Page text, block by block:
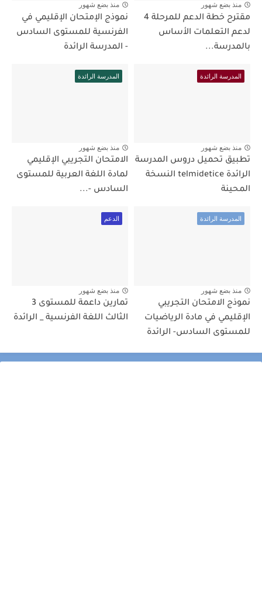
منذ بضع شهور
مقترح خطة الدعم للمرحلة 4
لدعم التعلمات الأساس
بالمدرسة...
منذ بضع شهور
نموذج الإمتحان الإقليمي في
الفرنسية للمستوى السادس
- المدرسة الرائدة
المدرسة الرائدة
منذ بضع شهور
تطبيق تحميل دروس المدرسة
الرائدة telmidetice النسخة
المحينة
المدرسة الرائدة
منذ بضع شهور
الامتحان التجريبي الإقليمي
لمادة اللغة العربية للمستوى
السادس -...
المدرسة الرائدة
منذ بضع شهور
نموذج الامتحان التجريبي
الإقليمي في مادة الرياضيات
للمستوى السادس- الرائدة
الدعم
منذ بضع شهور
تمارين داعمة للمستوى 3
الثالث اللغة الفرنسية _ الرائدة